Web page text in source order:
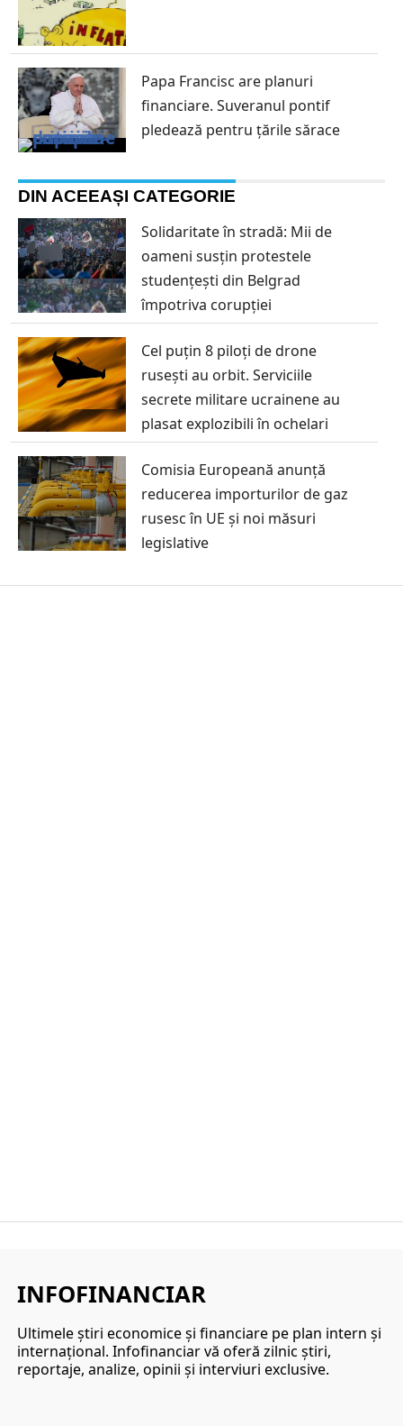
Papa Francisc are planuri
financiare. Suveranul pontif
pledează pentru țările sărace
DIN ACEEAȘI CATEGORIE
Solidaritate în stradă: Mii de
oameni susțin protestele
studențești din Belgrad
împotriva corupției
Cel puțin 8 piloți de drone
rusești au orbit. Serviciile
secrete militare ucrainene au
plasat explozibili în ochelari
Comisia Europeană anunță
reducerea importurilor de gaz
rusesc în UE și noi măsuri
legislative
INFOFINANCIAR
Ultimele ştiri economice şi financiare pe plan intern şi
internaţional. Infofinanciar vă oferă zilnic ştiri,
reportaje, analize, opinii şi interviuri exclusive.